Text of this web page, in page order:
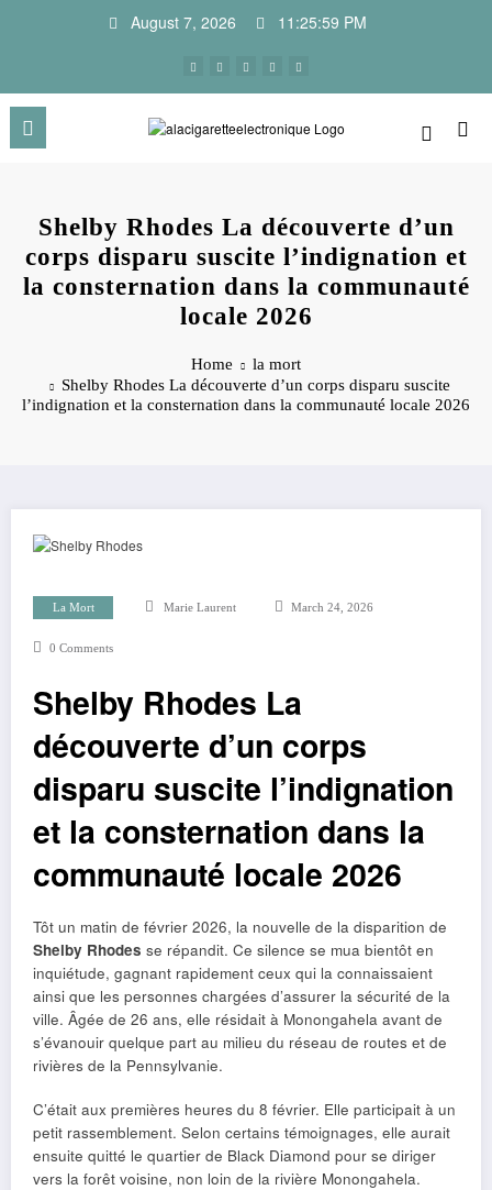
August 7, 2026 11:26:00 PM
Shelby Rhodes La découverte d’un
corps disparu suscite l’indignation et
la consternation dans la communauté
locale 2026
Home
la mort
Shelby Rhodes La découverte d’un corps disparu suscite
l’indignation et la consternation dans la communauté locale 2026
La Mort Marie Laurent March 24, 2026
0 Comments
Shelby Rhodes La
découverte d’un corps
disparu suscite l’indignation
et la consternation dans la
communauté locale 2026
Tôt un matin de février 2026, la nouvelle de la disparition de
Shelby Rhodes se répandit. Ce silence se mua bientôt en
inquiétude, gagnant rapidement ceux qui la connaissaient
ainsi que les personnes chargées d’assurer la sécurité de la
ville. Âgée de 26 ans, elle résidait à Monongahela avant de
s’évanouir quelque part au milieu du réseau de routes et de
rivières de la Pennsylvanie.
C’était aux premières heures du 8 février. Elle participait à un
petit rassemblement. Selon certains témoignages, elle aurait
ensuite quitté le quartier de Black Diamond pour se diriger
vers la forêt voisine, non loin de la rivière Monongahela.